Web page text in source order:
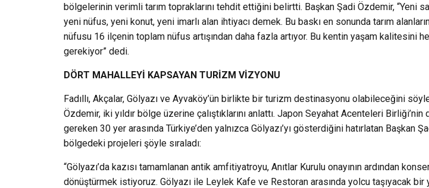
bölgelerinin verimli tarım topraklarını tehdit ettiğini belirtti. Başkan Şadi Özdemir, “Yeni
yeni nüfus, yeni konut, yeni imarlı alan ihtiyacı demek. Bu baskı en sonunda tarım
nüfusu 16 ilçenin toplam nüfus artışından daha fazla artıyor. Bu kentin yaşam kalitesini
gerekiyor” dedi.
DÖRT MAHALLEYİ KAPSAYAN TURİZM VİZYONU
Fadıllı, Akçalar, Gölyazı ve Ayvaköy’ün birlikte bir turizm destinasyonu olabileceğini
Özdemir, iki yıldır bölge üzerine çalıştıklarını anlattı. Japon Seyahat Acenteleri
gereken 30 yer arasında Türkiye’den yalnızca Gölyazı’yı gösterdiğini hatırlatan Başkan
bölgedeki projeleri şöyle sıraladı:
“Gölyazı’da kazısı tamamlanan antik amfitiyatroyu, Anıtlar Kurulu onayının ardından
dönüştürmek istiyoruz. Gölyazı ile Leylek Kafe ve Restoran arasında yolcu taşıyacak